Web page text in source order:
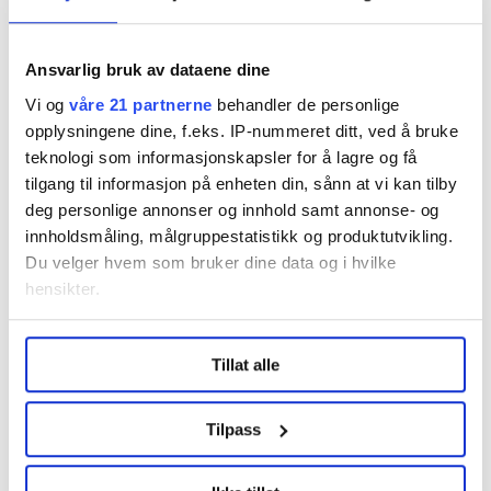
Ansvarlig bruk av dataene dine
Vi og våre 21 partnerne behandler de personlige
opplysningene dine, f.eks. IP-nummeret ditt, ved å bruke
teknologi som informasjonskapsler for å lagre og få
tilgang til informasjon på enheten din, sånn at vi kan tilby
deg personlige annonser og innhold samt annonse- og
innholdsmåling, målgruppestatistikk og produktutvikling.
Du velger hvem som bruker dine data og i hvilke
hensikter.
Undermer infokan du lese om hvordan dine personlige
data behandles og hvordan du kan velge hvordan de skal
brukes. Du kan hele tiden endre eller trekke tilbake ditt
samtykke fra erklæringen om informasjonskapsler.
LO Medias publikasjoner frifagbevegelse.no, hk-nytt.no
Tillat alle
Tilpass
Nyheter Statsbudsjettet 2025
Dette er en sak fra
Vi skriver om ansatte innen elektro, energi,
Les mer fra oss